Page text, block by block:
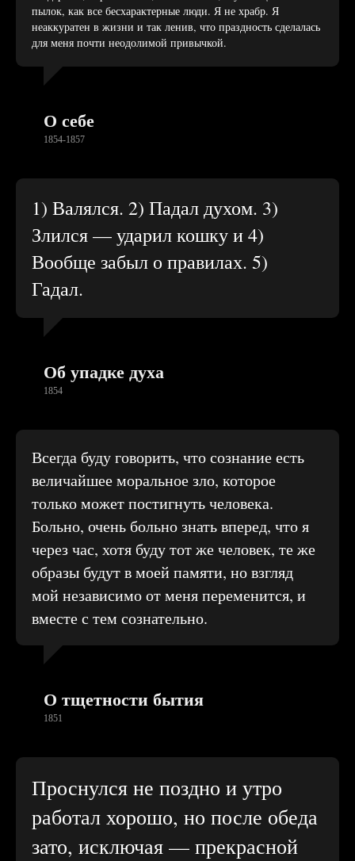
пылок, как все бесхарактерные люди. Я не храбр. Я
неаккуратен в жизни и так ленив, что праздность сделалась
для меня почти неодолимой привычкой.
О себе
1854-1857
1) Валялся. 2) Падал духом. 3)
Злился — ударил кошку и 4)
Вообще забыл о правилах. 5)
Гадал.
Об упадке духа
1854
Всегда буду говорить, что сознание есть
величайшее моральное зло, которое
только может постигнуть человека.
Больно, очень больно знать вперед, что я
через час, хотя буду тот же человек, те же
образы будут в моей памяти, но взгляд
мой независимо от меня переменится, и
вместе с тем сознательно.
О тщетности бытия
1851
Проснулся не поздно и утро
работал хорошо, но после обеда
зато, исключая — прекрасной